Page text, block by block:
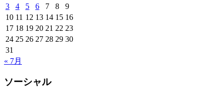
3
4 5 6 7 8
9
10 11 12 13 14 15 16
17 18 19 20 21 22 23
24 25 26 27 28 29 30
31
« 7月
ソーシャル